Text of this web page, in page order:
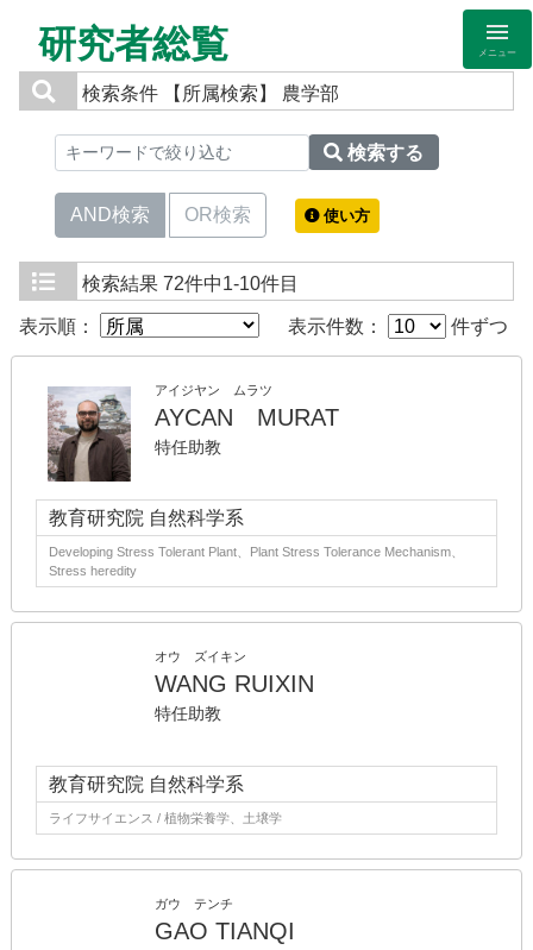
研究者総覧 メニュー
検索条件 【所属検索】 農学部
検索する
AND検索 OR検索 使い方
検索結果 72件中1-10件目
表示順： 表示件数： 件ずつ
アイジヤン ムラツ
AYCAN MURAT
特任助教
教育研究院 自然科学系
Developing Stress Tolerant Plant、Plant Stress Tolerance Mechanism、
Stress heredity
オウ ズイキン
WANG RUIXIN
特任助教
教育研究院 自然科学系
ライフサイエンス / 植物栄養学、土壌学
ガウ テンチ
GAO TIANQI